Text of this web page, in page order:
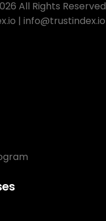
All Rights Reserved
| info@trustindex.io